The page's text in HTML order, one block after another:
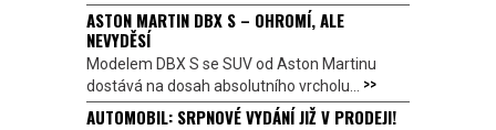
ASTON MARTIN DBX S – OHROMÍ, ALE
NEVYDĚSÍ
Modelem DBX S se SUV od Aston Martinu
dostává na dosah absolutního vrcholu... >>
AUTOMOBIL: SRPNOVÉ VYDÁNÍ JIŽ V PRODEJI!